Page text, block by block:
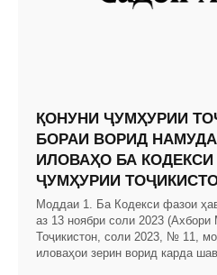
ҚОНУНИ ҶУМҲУРИИ
БОРАИ ВОРИД
ИЛОВАҲО БА
ҶУМҲУРИИ
Моддаи 1. Ба Кодекси фазои
аз 13 ноябри соли 2023
Тоҷикистон, соли 2023, № 11,
иловаҳои зерин ворид карда